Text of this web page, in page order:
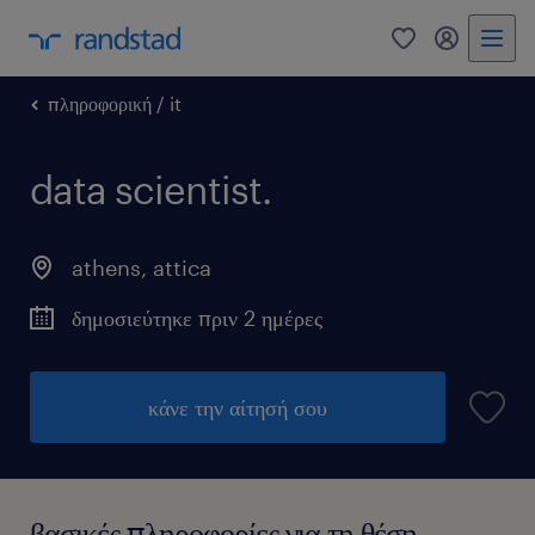
0 my
πληροφορική / it
data scientist.
athens, attica
δημοσιεύτηκε πριν 2 ημέρες
κάνε την αίτησή σου